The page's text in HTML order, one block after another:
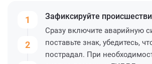
1
2
Зафиксируйте
Сразу включите аварийную
поставьте знак, убедитесь,
пострадал. При